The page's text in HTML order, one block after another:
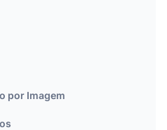
por Imagem